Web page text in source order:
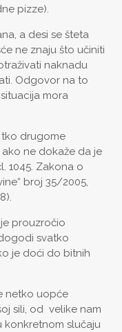
pizze).
a desi se šteta
ne znaju što učiniti
naknadu
Odgovor na to
mora
drugome
ne dokaže da je
1045. Zakona o
broj 35/2005,
prouzročio
svatko
je doći do bitnih
netko uopće
sili, od velike nam
konkretnom slučaju